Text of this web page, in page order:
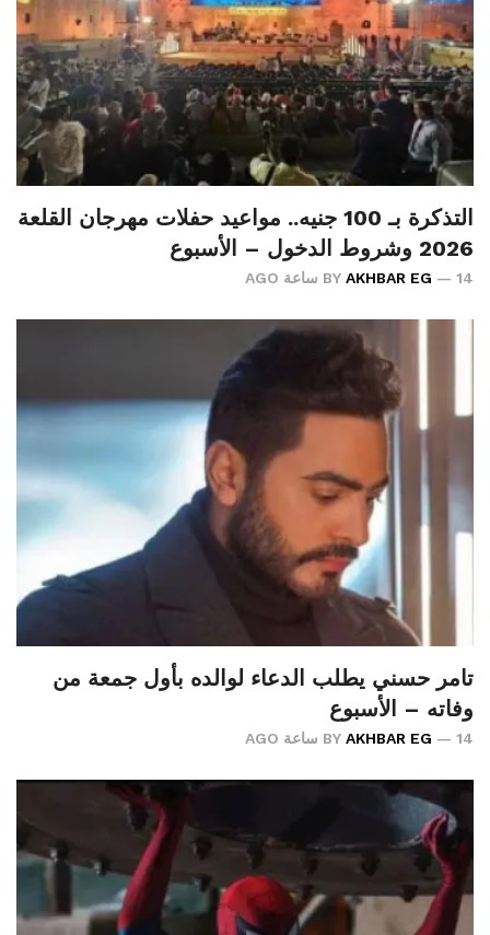
التذكرة بـ 100 جنيه.. مواعيد حفلات مهرجان القلعة
2026 وشروط الدخول – الأسبوع
BY AKHBAR EG 14 ساعة AGO
تامر حسني يطلب الدعاء لوالده بأول جمعة من
وفاته – الأسبوع
BY AKHBAR EG 14 ساعة AGO